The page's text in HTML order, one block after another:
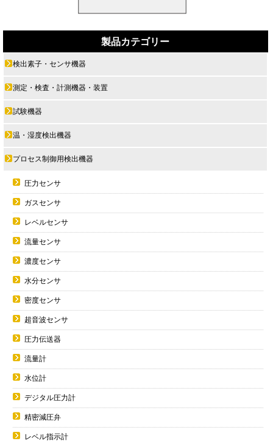
製品カテゴリー
検出素子・センサ機器
測定・検査・計測機器・装置
試験機器
温・湿度検出機器
プロセス制御用検出機器
圧力センサ
ガスセンサ
レベルセンサ
流量センサ
濃度センサ
水分センサ
密度センサ
超音波センサ
圧力伝送器
流量計
水位計
デジタル圧力計
精密減圧弁
レベル指示計